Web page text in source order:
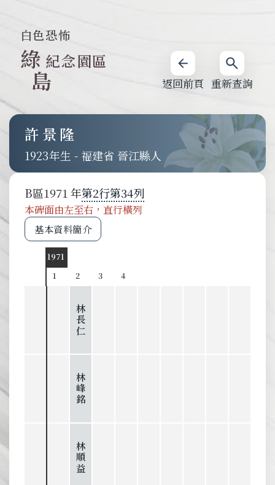
重新查詢
返回前頁
白色恐怖
綠
島
紀念園區
許景隆
1923 - 福建省 晉江縣人
B區1971 第2行第34列
本碑面由左至右，直行橫列
基本資料簡介
1971
1
2 3 4
林長仁
林峰銘
林順益